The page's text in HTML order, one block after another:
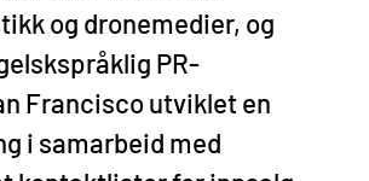
og dronemedier, og
PR-
Francisco utviklet en
i samarbeid med